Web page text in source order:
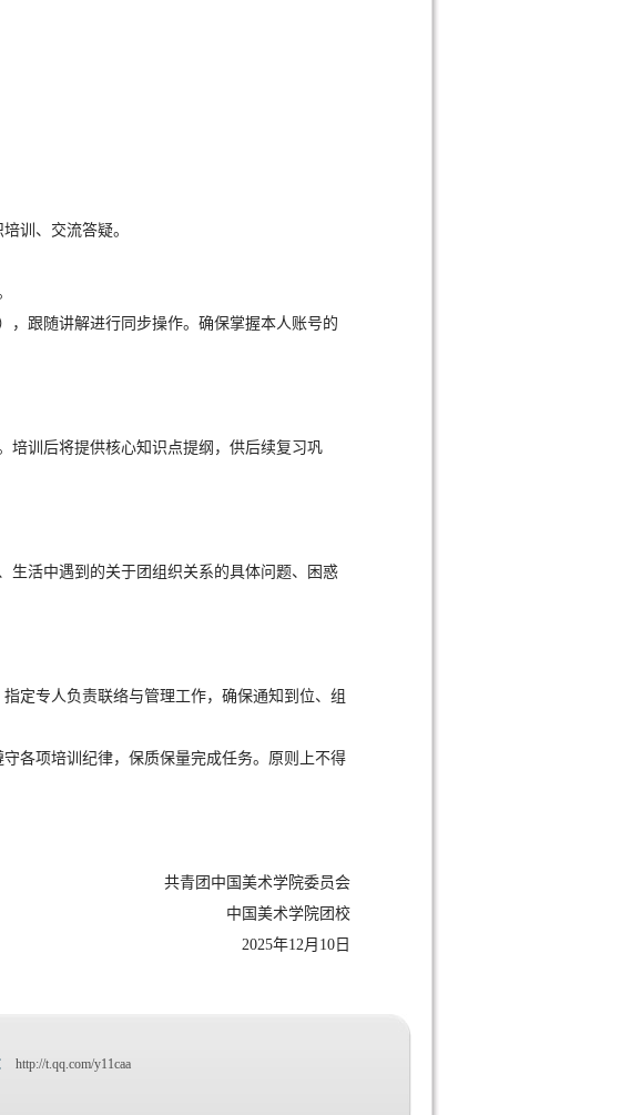
训、交流答疑。
，跟随讲解进行同步操作。确保掌握本人账号的
培训后将提供核心知识点提纲，供后续复习巩
生活中遇到的关于团组织关系的具体问题、困惑
定专人负责联络与管理工作，确保通知到位、组
各项培训纪律，保质保量完成任务。原则上不得
共青团中国美术学院委员会
中国美术学院团校
2025年12月10日
http://t.qq.com/y11caa